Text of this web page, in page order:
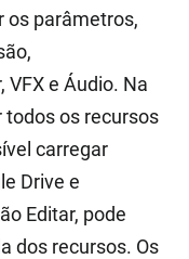
os parâmetros,
VFX e Áudio. Na
todos os recursos
carregar
Drive e
Editar, pode
dos recursos. Os